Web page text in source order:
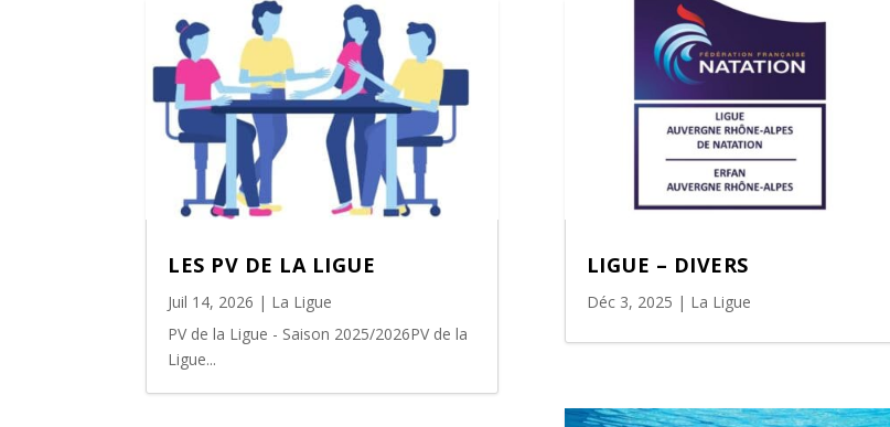
LES PV DE LA LIGUE
Juil 14, 2026 | La Ligue
PV de la Ligue - Saison 2025/2026PV de la
Ligue...
LIGUE – DIVERS
Déc 3, 2025 | La Ligue